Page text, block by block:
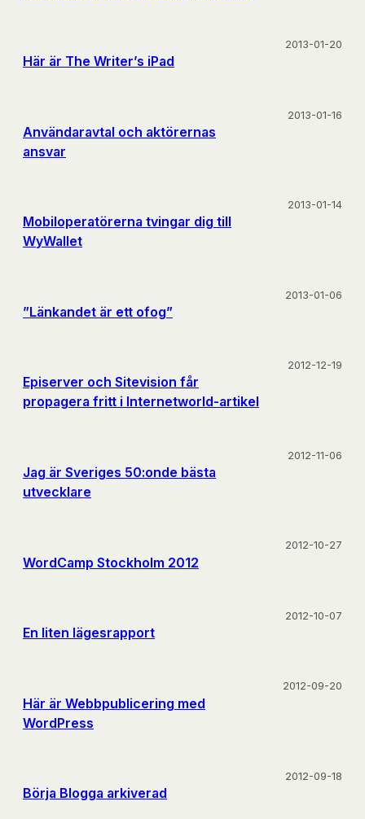
Här är The Writer’s iPad
2013-01-20
Användaravtal och aktörernas
ansvar
2013-01-16
Mobiloperatörerna tvingar dig till
WyWallet
2013-01-14
”Länkandet är ett ofog”
2013-01-06
Episerver och Sitevision får
propagera fritt i Internetworld-artikel
2012-12-19
Jag är Sveriges 50:onde bästa
utvecklare
2012-11-06
WordCamp Stockholm 2012
2012-10-27
En liten lägesrapport
2012-10-07
Här är Webbpublicering med
WordPress
2012-09-20
Börja Blogga arkiverad
2012-09-18